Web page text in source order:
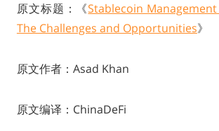
原文标题：《Stablecoin
The Challenges and Opportunities》
原文作者：Asad Khan
原文编译：ChinaDeFi